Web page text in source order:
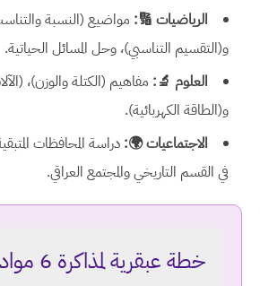
الرياضيات 🔢: مواضيع (النسبة
و(التقسيم التناسبي)، وحل المسائل الحياتية.
العلوم 🔬: مفاهيم (الكتلة والوزن)،
و(الطاقة الكهربائية).
الاجتماعيات 🌍: دراسة المحافظات
في القسم التاريخي والمجتمع العراقي.
خطة